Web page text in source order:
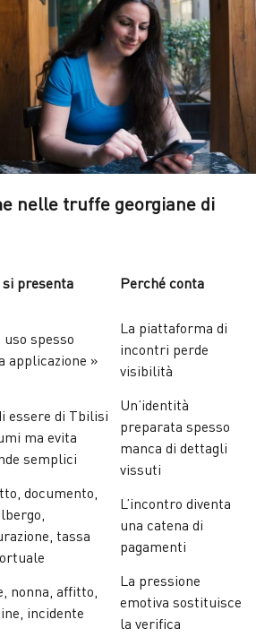
nelle truffe georgiane di
si presenta
Perché conta
uso spesso
applicazione »
La piattaforma di
incontri perde
visibilità
essere di Tbilisi
ma evita
semplici
Un’identità
preparata spesso
manca di dettagli
vissuti
documento,
tassa
L’incontro diventa
una catena di
pagamenti
nonna, affitto,
incidente
La pressione
emotiva sostituisce
la verifica